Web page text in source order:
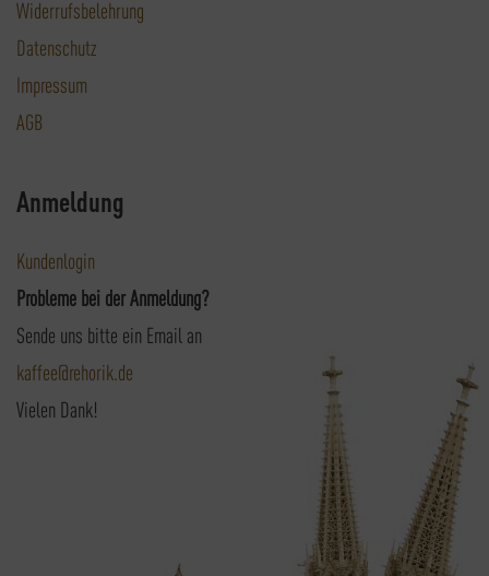
Widerrufsbelehrung
Datenschutz
Impressum
AGB
Anmeldung
Kundenlogin
Probleme bei der Anmeldung?
Sende uns bitte ein Email an
kaffee@rehorik.de
Vielen Dank!